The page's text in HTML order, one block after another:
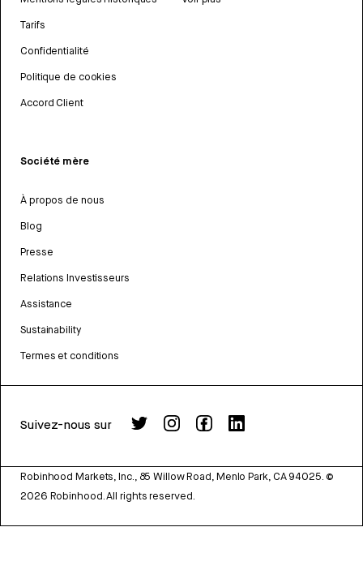
Tarifs
Confidentialité
Politique de cookies
Accord Client
Société mère
À propos de nous
Blog
Presse
Relations Investisseurs
Assistance
Sustainability
Termes et conditions
Suivez-nous sur
Robinhood Markets, Inc., 85 Willow Road, Menlo Park, CA 94025. ©
2026 Robinhood. All rights reserved.